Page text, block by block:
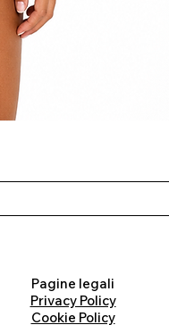
Pagine legali
Privacy Policy
Cookie Policy